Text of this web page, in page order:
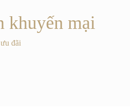
khuyến mại
đãi